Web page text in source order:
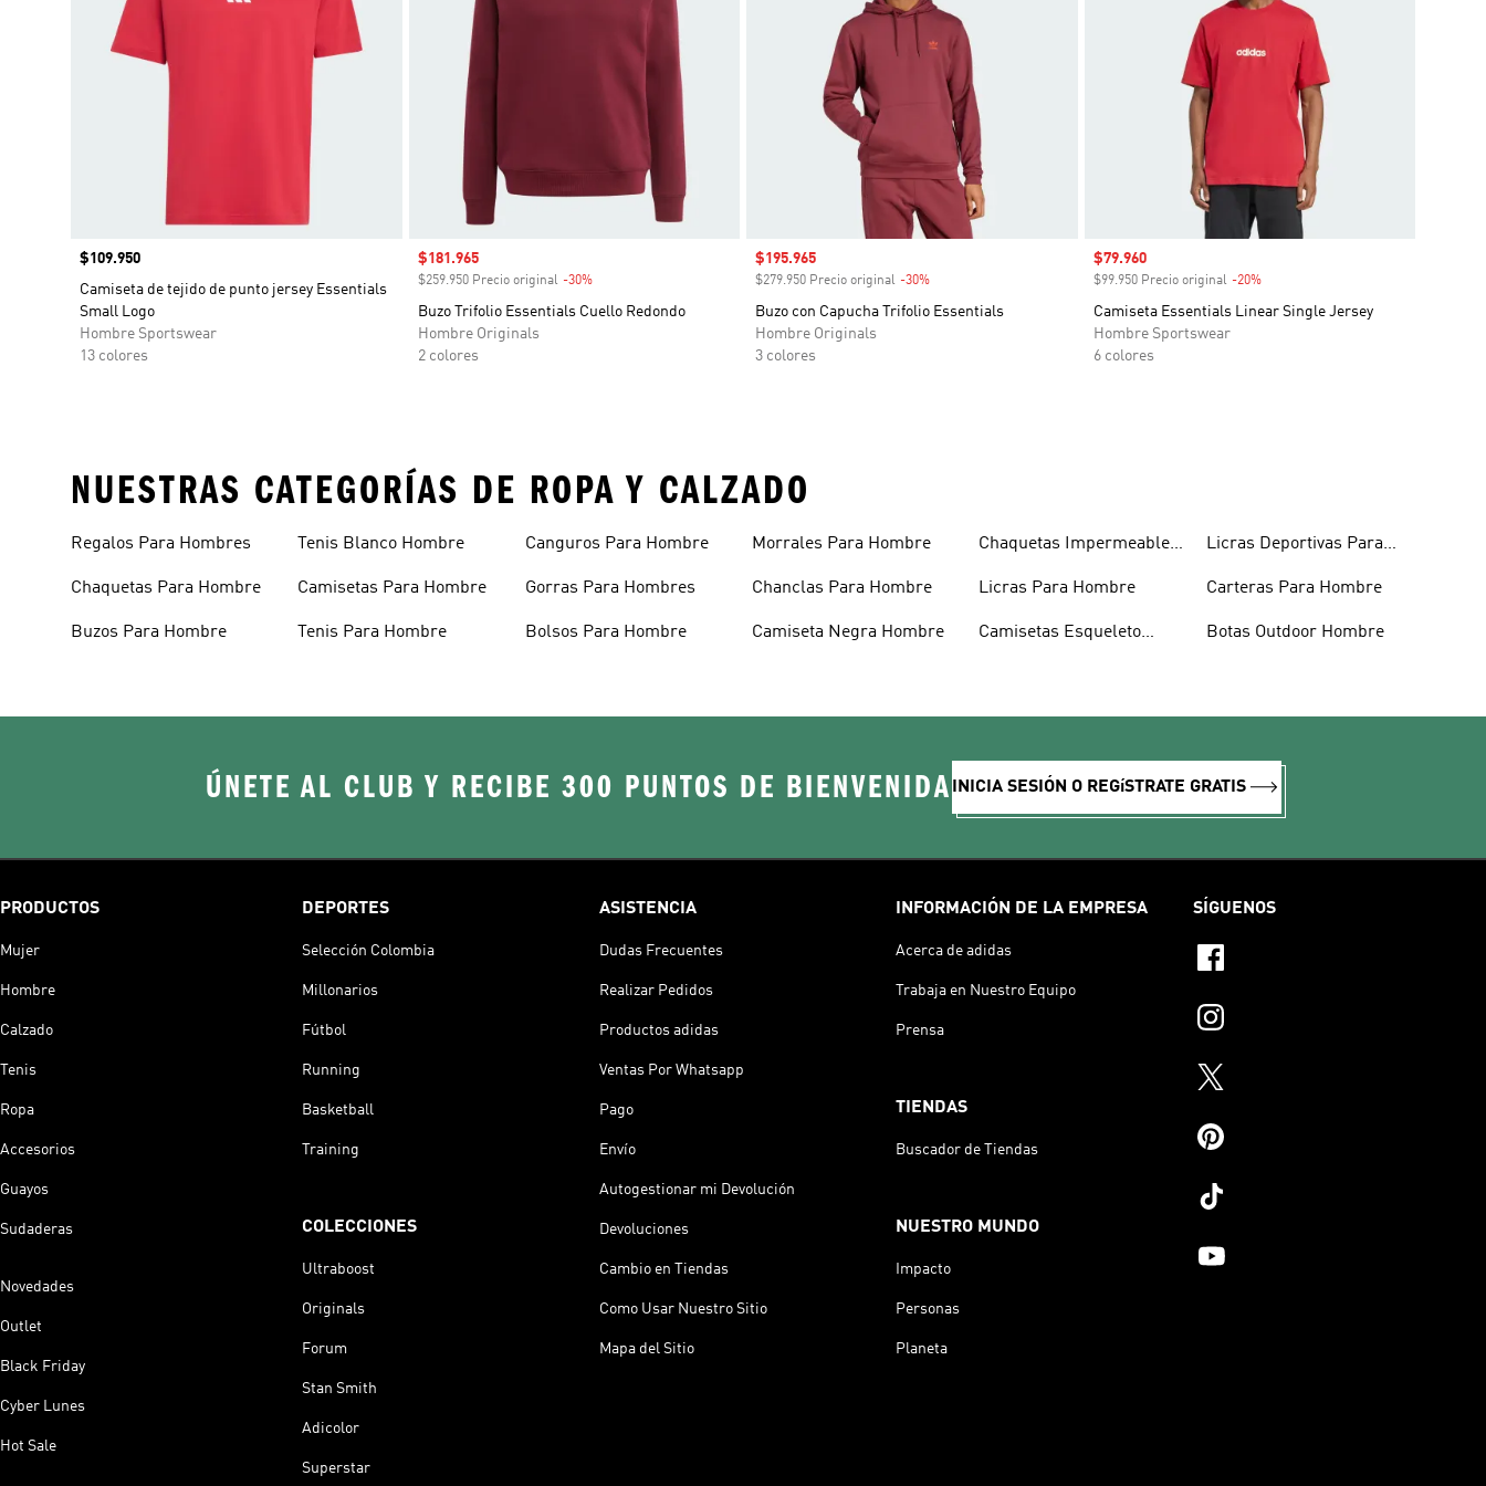
Precio
$109.950
Camiseta de tejido de punto jersey Essentials
Small Logo
Hombre Sportswear
13 colores
Precio de venta
$181.965
$259.950 Precio original -30%Descuento
Buzo Trifolio Essentials Cuello Redondo
Hombre Originals
2 colores
Precio de venta
$195.965
$279.950 Precio original -30%
Buzo con Capucha Trifolio Essentials
Hombre Originals
3 colores
Precio de venta
$79.960
$99.950 Precio original -20%Descuento
Camiseta Essentials Linear Single Jersey
Hombre Sportswear
6 colores
NUESTRAS CATEGORÍAS DE ROPA Y CALZADO
Regalos Para Hombres
Chaquetas Para Hombre
Buzos Para Hombre
Tenis Blanco Hombre
Camisetas Para Hombre
Tenis Para Hombre
Canguros Para Hombre
Gorras Para Hombres
Bolsos Para Hombre
Morrales Para Hombre
Chanclas Para Hombre
Camiseta Negra Hombre
Chaquetas Impermeables
Licras Para Hombre
Camisetas Esqueleto
Licras Deportivas Para
Carteras Para Hombre
Botas Outdoor Hombre
ÚNETE AL CLUB Y RECIBE 300 PUNTOS DE BIENVENIDA INICIA SESIÓN O REGíSTRATE GRATIS
PRODUCTOS
Mujer
Hombre
Calzado
Tenis
Ropa
Accesorios
Guayos
Sudaderas
Novedades
Outlet
Black Friday
Cyber Lunes
Hot Sale
DEPORTES
Selección Colombia
Millonarios
Fútbol
Running
Basketball
Training
COLECCIONES
Ultraboost
Originals
Forum
Stan Smith
Adicolor
Superstar
ASISTENCIA
Dudas Frecuentes
Realizar Pedidos
Productos adidas
Ventas Por Whatsapp
Pago
Envío
Autogestionar mi Devolución
Devoluciones
Cambio en Tiendas
Como Usar Nuestro Sitio
Mapa del Sitio
INFORMACIÓN DE LA EMPRESA
Acerca de adidas
Trabaja en Nuestro Equipo
Prensa
TIENDAS
Buscador de Tiendas
NUESTRO MUNDO
Impacto
Personas
Planeta
SÍGUENOS